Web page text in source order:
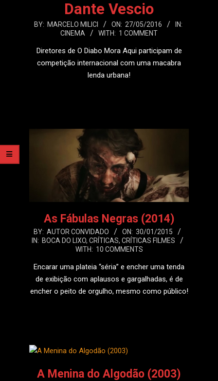
Dante Vescio
2016-
BY: MARCELO MILICI ON: 27/05/2016
IN:
CINEMA
WITH: 1 COMMENT
Diretores de O Diabo Mora Aqui participam de
competição internacional com uma macabra
lenda urbana!
As Fábulas Negras (2014)
2015-
01-
BY: AUTOR CONVIDADO ON: 30/01/2015
IN: BOCA DO LIXO, CRÍTICAS, CRÍTICAS FILMES
WITH: 10 COMMENTS
Encarar uma plateia “séria” e encher uma tenda
de exibição com aplausos e gargalhadas, é de
encher o peito de orgulho, mesmo como público!
A Menina do Algodão (2003)